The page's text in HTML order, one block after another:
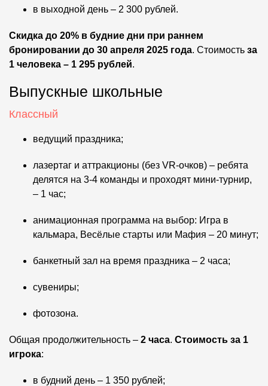
в выходной день – 2 300 рублей.
Скидка до 20% в будние дни при раннем
бронировании до 30 апреля 2025 года. Стоимость за
1 человека – 1 295 рублей.
Выпускные школьные
Классный
ведущий праздника;
лазертаг и аттракционы (без VR-очков) – ребята
делятся на 3-4 команды и проходят мини-турнир,
– 1 час;
анимационная программа на выбор: Игра в
кальмара, Весёлые старты или Мафия – 20 минут;
банкетный зал на время праздника – 2 часа;
сувениры;
фотозона.
Общая продолжительность – 2 часа. Стоимость за 1
игрока:
в будний день – 1 350 рублей;